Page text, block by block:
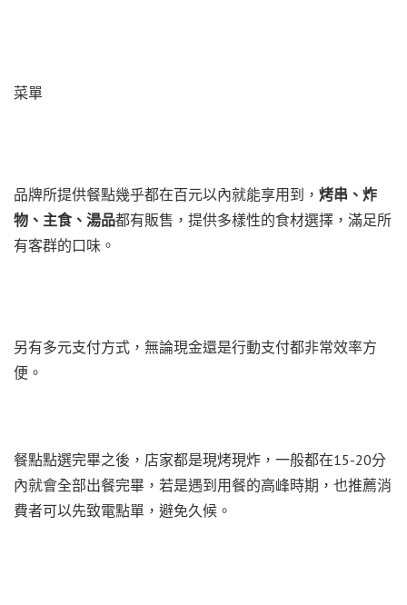
菜單
品牌所提供餐點幾乎都在百元以內就能享用到， 烤串、炸
物、主食、湯品都有販售，提供多樣性的食材選擇，滿足所
有客群的口味。
另有多元支付方式，無論現金還是行動支付都非常效率方
便。
餐點點選完畢之後，店家都是現烤現炸，一般都在15-20分
內就會全部出餐完畢，若是遇到用餐的高峰時期，也推薦消
費者可以先致電點單，避免久候。